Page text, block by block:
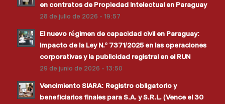
en contratos de Propiedad Intelectual en Paraguay
28 de julio de 2026 - 19:57
El nuevo régimen de capacidad civil en Paraguay:
impacto de la Ley N.º 7371/2025 en las operaciones
corporativas y la publicidad registral en el RUN
29 de junio de 2026 - 13:50
Vencimiento SIARA: Registro obligatorio y
beneficiarios finales para S.A. y S.R.L. (Vence el 30